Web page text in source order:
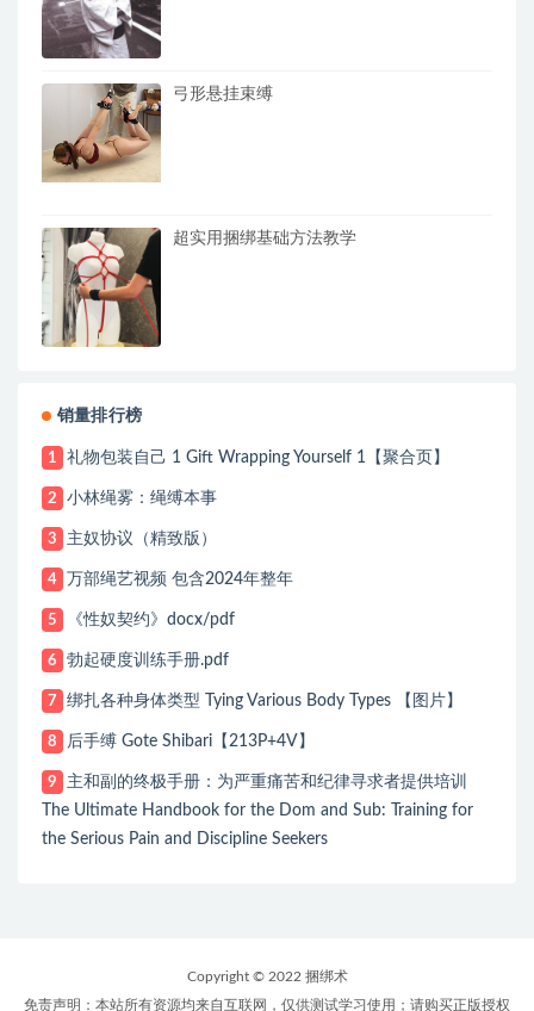
弓形悬挂束缚
超实用捆绑基础方法教学
销量排行榜
1 礼物包装自己 1 Gift Wrapping Yourself 1【聚合页】
2 小林绳雾：绳缚本事
3 主奴协议（精致版）
4 万部绳艺视频 包含2024年整年
5 《性奴契约》docx/pdf
6 勃起硬度训练手册.pdf
7 绑扎各种身体类型 Tying Various Body Types 【图片】
8 后手缚 Gote Shibari【213P+4V】
9
主和副的终极手册：为严重痛苦和纪律寻求者提供培训
The Ultimate Handbook for the Dom and Sub: Training for
the Serious Pain and Discipline Seekers
Copyright © 2022 捆绑术
免责声明：本站所有资源均来自互联网，仅供测试学习使用；请购买正版授权